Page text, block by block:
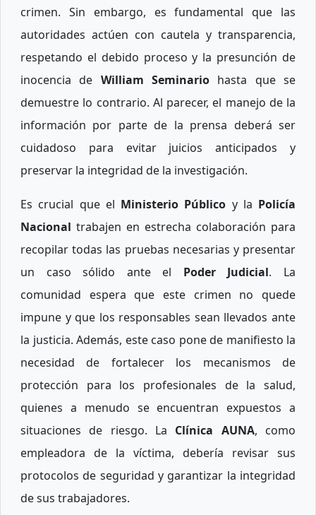
crimen. Sin embargo, es fundamental que las
autoridades actúen con cautela y transparencia,
respetando el debido proceso y la presunción de
inocencia de William Seminario hasta que se
demuestre lo contrario. Al parecer, el manejo de la
información por parte de la prensa deberá ser
cuidadoso para evitar juicios anticipados y
preservar la integridad de la investigación.
Es crucial que el Ministerio Público y la Policía
Nacional trabajen en estrecha colaboración para
recopilar todas las pruebas necesarias y presentar
un caso sólido ante el Poder Judicial. La
comunidad espera que este crimen no quede
impune y que los responsables sean llevados ante
la justicia. Además, este caso pone de manifiesto la
necesidad de fortalecer los mecanismos de
protección para los profesionales de la salud,
quienes a menudo se encuentran expuestos a
situaciones de riesgo. La Clínica AUNA, como
empleadora de la víctima, debería revisar sus
protocolos de seguridad y garantizar la integridad
de sus trabajadores.